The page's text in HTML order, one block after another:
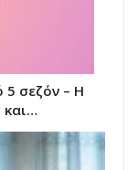
σεζόν – Η
και…